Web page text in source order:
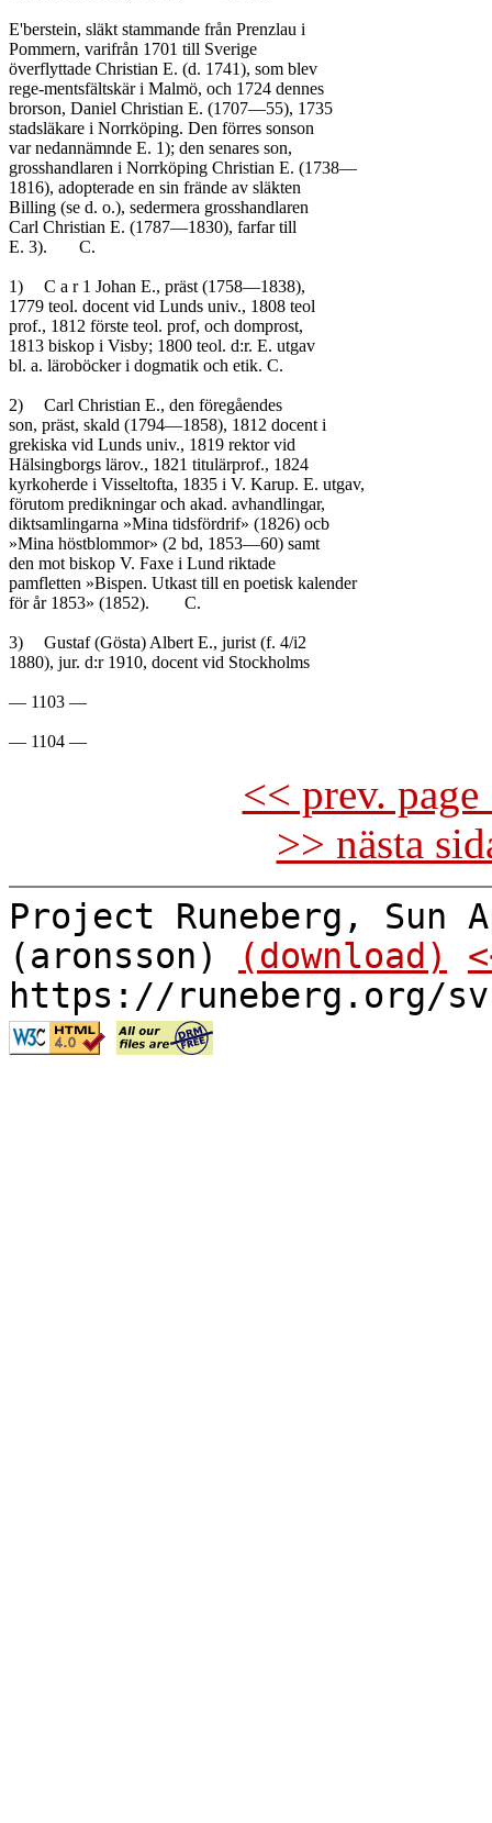
E'berstein, släkt stammande från Prenzlau i
Pommern, varifrån 1701 till Sverige
överflyttade Christian E. (d. 1741), som blev
rege-mentsfältskär i Malmö, och 1724 dennes
brorson, Daniel Christian E. (1707—55), 1735
stadsläkare i Norrköping. Den förres sonson
var nedannämnde E. 1); den senares son,
grosshandlaren i Norrköping Christian E. (1738—
1816), adopterade en sin frände av släkten
Billing (se d. o.), sedermera grosshandlaren
Carl Christian E. (1787—1830), farfar till
E. 3).	C.
1)	C a r 1 Johan E., präst (1758—1838),
1779 teol. docent vid Lunds univ., 1808 teol
prof., 1812 förste teol. prof, och domprost,
1813 biskop i Visby; 1800 teol. d:r. E. utgav
bl. a. läroböcker i dogmatik och etik. C.
2)	Carl Christian E., den föregåendes
son, präst, skald (1794—1858), 1812 docent i
grekiska vid Lunds univ., 1819 rektor vid
Hälsingborgs lärov., 1821 titulärprof., 1824
kyrkoherde i Visseltofta, 1835 i V. Karup. E. utgav,
förutom predikningar och akad. avhandlingar,
diktsamlingarna »Mina tidsfördrif» (1826) ocb
»Mina höstblommor» (2 bd, 1853—60) samt
den mot biskop V. Faxe i Lund riktade
pamfletten »Bispen. Utkast till en poetisk kalender
för år 1853» (1852).	C.
3)	Gustaf (Gösta) Albert E., jurist (f. 4/i2
1880), jur. d:r 1910, docent vid Stockholms
— 1103 —
<< prev.
>> nästa
Project Runeberg, Sun
(aronsson)
(download)
https://runeberg.org/